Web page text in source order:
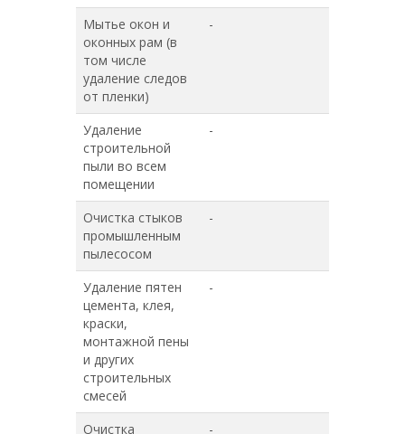
Мытье окон и
оконных рам (в
том числе
удаление следов
от пленки)
-
Удаление
строительной
пыли во всем
помещении
-
Очистка стыков
промышленным
пылесосом
-
Удаление пятен
цемента, клея,
краски,
монтажной пены
и других
строительных
смесей
-
Очистка
-